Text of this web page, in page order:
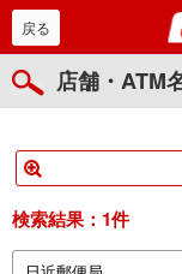
戻る
店舗・ATM
検索結果： 1件